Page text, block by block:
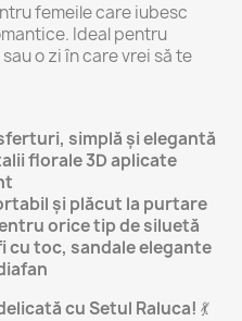
femeile care iubesc
Ideal pentru
o zi în care vrei să te
simplă și elegantă
florale 3D aplicate
și plăcut la purtare
orice tip de siluetă
toc, sandale elegante
cu Setul Raluca! 💃